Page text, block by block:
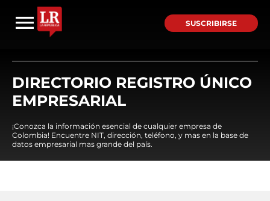
SUSCRIBIRSE
DIRECTORIO REGISTRO ÚNICO
EMPRESARIAL
¡Conozca la información esencial de cualquier empresa de
Colombia! Encuentre NIT, dirección, teléfono, y mas en la base de
datos empresarial mas grande del país.